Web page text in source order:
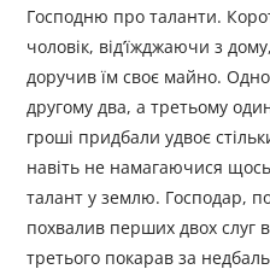
Господню про таланти.
чоловік, від’їжджаючи з
доручив їм своє майно.
другому два, а третьому
гроші придбали удвоє
навіть не намагаючися
талант у землю. Господар,
похвалив перших двох слуг
третього покарав за